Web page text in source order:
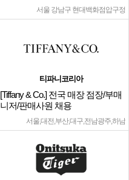
서울 강남구 현대백화점압구정
티파니코리아
[Tiffany & Co.] 전국 매장 점장/부매
니저/판매사원 채용
서울,대전,부산,대구,전남광주,하남